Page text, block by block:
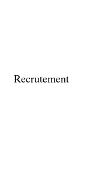
Recrutement